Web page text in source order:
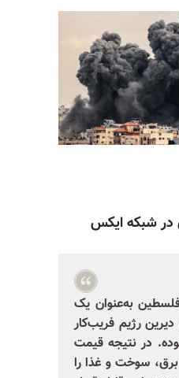
در شبکه ایکس
به‌عنوان يک
رژيم فريب‌كار
در نتيجه قيمت
سوخت و غذا را